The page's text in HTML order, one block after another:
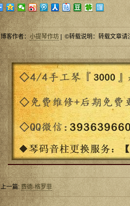
博客作者： 小提琴作坊 | ©转载说明：转载文章请
上一篇:费德·格罗菲